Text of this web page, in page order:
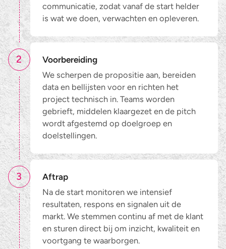
communicatie, zodat vanaf de start helder
is wat we doen, verwachten en opleveren.
2
Voorbereiding
We scherpen de propositie aan, bereiden
data en bellijsten voor en richten het
project technisch in. Teams worden
gebrieft, middelen klaargezet en de pitch
wordt afgestemd op doelgroep en
doelstellingen.
3
Aftrap
Na de start monitoren we intensief
resultaten, respons en signalen uit de
markt. We stemmen continu af met de klant
en sturen direct bij om inzicht, kwaliteit en
voortgang te waarborgen.